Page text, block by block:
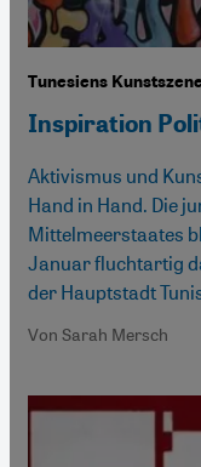
Tunesiens
Inspiration
Aktivismus und
Hand in Hand. Die
Mittelmeerstaates
Januar fluchtartig
der Hauptstadt
Von Sarah Mersch